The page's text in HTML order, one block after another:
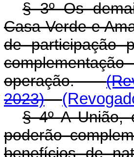
§ 3º Os
Casa Verde e
de participação
operação.
2023)
§ 4º A União,
poderão
benefícios de